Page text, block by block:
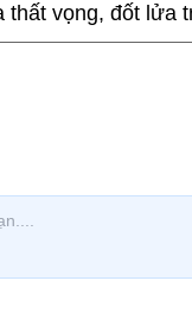
thất vọng, đốt lửa